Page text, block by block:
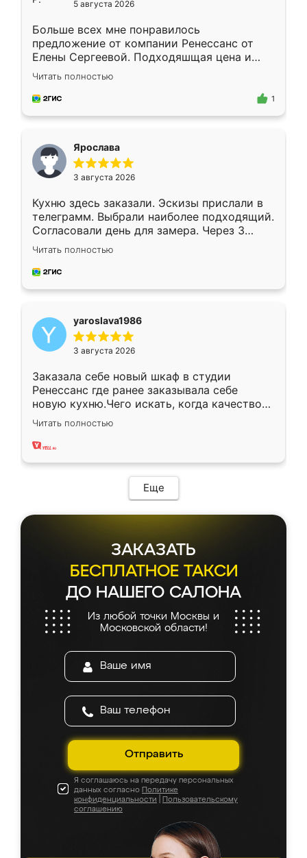
5 августа 2026
Больше всех мне понравилось
предложение от компании Ренессанс от
Елены Сергеевой. Подходяшщая цена и
короткие сроки изготовления. Приехавший
для замера сотрудник Владислав
предложил по моему эскизу самый
Читать полностью
1
Ярослава
3 августа 2026
Кухню здесь заказали. Эскизы прислали в
телеграмм. Выбрали наиболее подходящий.
Согласовали день для замера. Через 3
недели кухня была уже готова. Остались
довольны работой. Спасибо Ренессанс
мебель за качественную работу!
Читать полностью
yaroslava1986
3 августа 2026
Заказала себе новый шкаф в студии
Ренессанс где ранее заказывала себе
новую кухню.Чего искать, когда качеством
вполне довольна. Служит кухня уже почти
два года, нареканий нет.
Читать полностью
Еще
ЗАКАЗАТЬ
БЕСПЛАТНОЕ ТАКСИ
ДО НАШЕГО САЛОНА
Из любой точки Москвы и
Московской области!
Отправить
Я соглашаюсь на передачу персональных
данных согласно Политике
конфиденциальности
Пользовательскому
соглашению